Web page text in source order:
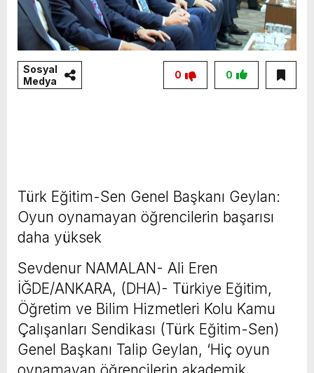
Sosyal
Medya
0
0
Türk Eğitim-Sen Genel Başkanı Geylan:
Oyun oynamayan öğrencilerin başarısı
daha yüksek
Sevdenur NAMALAN- Ali Eren
İĞDE/ANKARA, (DHA)- Türkiye Eğitim,
Öğretim ve Bilim Hizmetleri Kolu Kamu
Çalışanları Sendikası (Türk Eğitim-Sen)
Genel Başkanı Talip Geylan, ‘Hiç oyun